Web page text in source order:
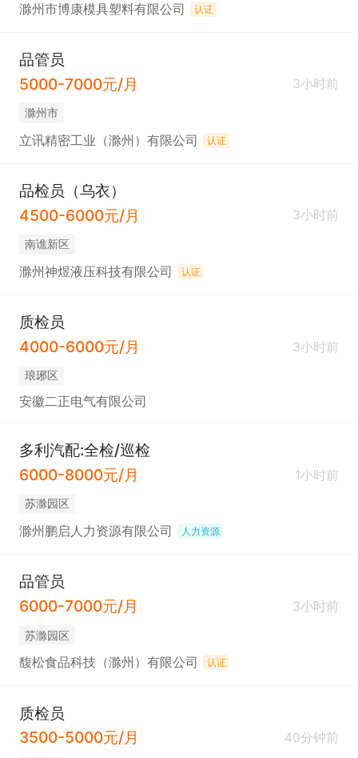
滁州市博康模具塑料有限公司 认证
品管员
5000-7000元/月
3小时前
滁州市
立讯精密工业（滁州）有限公司 认证
品检员（乌衣）
4500-6000元/月
3小时前
南谯新区
滁州神煜液压科技有限公司 认证
质检员
4000-6000元/月
3小时前
琅琊区
安徽二正电气有限公司
多利汽配:全检/巡检
6000-8000元/月
1小时前
苏滁园区
滁州鹏启人力资源有限公司 人力资源
品管员
6000-7000元/月
3小时前
苏滁园区
馥松食品科技（滁州）有限公司 认证
质检员
3500-5000元/月
40分钟前